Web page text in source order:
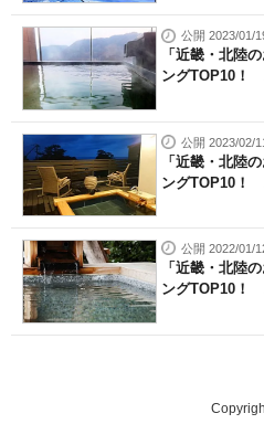
公開 2023/01/
「近畿・北陸
ングTOP10！
公開 2023/02/
「近畿・北陸
ングTOP10！
公開 2022/01/
「近畿・北陸
ングTOP10！